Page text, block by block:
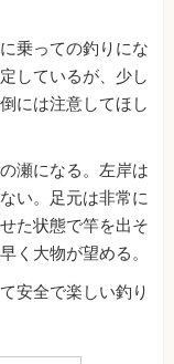
乗っての釣りにな
しているが、少し
には注意してほし
瀬になる。左岸は
い。足元は非常に
た状態で竿を出そ
く大物が望める。
安全で楽しい釣り